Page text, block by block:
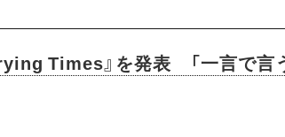
Times』を発表 「一言で言